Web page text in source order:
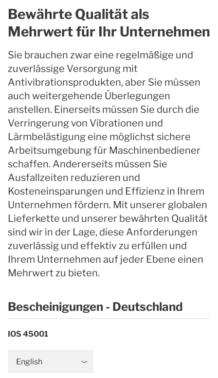
Bewährte Qualität als
Mehrwert für Ihr Unternehmen
Sie brauchen zwar eine regelmäßige und
zuverlässige Versorgung mit
Antivibrationsprodukten, aber Sie müssen
auch weitergehende Überlegungen
anstellen. Einerseits müssen Sie durch die
Verringerung von Vibrationen und
Lärmbelästigung eine möglichst sichere
Arbeitsumgebung für Maschinenbediener
schaffen. Andererseits müssen Sie
Ausfallzeiten reduzieren und
Kosteneinsparungen und Effizienz in Ihrem
Unternehmen fördern. Mit unserer globalen
Lieferkette und unserer bewährten Qualität
sind wir in der Lage, diese Anforderungen
zuverlässig und effektiv zu erfüllen und
Ihrem Unternehmen auf jeder Ebene einen
Mehrwert zu bieten.
Bescheinigungen - Deutschland
IOS 45001
English